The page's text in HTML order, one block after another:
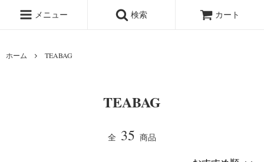
メニュー 検索 カート
ホーム TEABAG
TEABAG
全 35 商品